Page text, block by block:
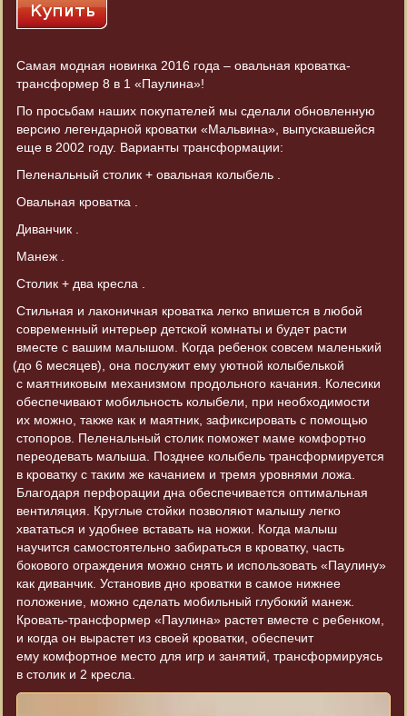
Самая модная новинка 2016 года – овальная кроватка-
трансформер 8 в 1 «Паулина»!
По просьбам наших покупателей мы сделали обновленную
версию легендарной кроватки «Мальвина», выпускавшейся
еще в 2002 году. Варианты трансформации:
Пеленальный столик + овальная колыбель .
Овальная кроватка .
Диванчик .
Манеж .
Столик + два кресла .
Стильная и лаконичная кроватка легко впишется в любой
современный интерьер детской комнаты и будет расти
вместе с вашим малышом. Когда ребенок совсем маленький
(до6 месяцев), она послужит ему уютной колыбелькой
с маятниковым механизмом продольного качания. Колесики
обеспечивают мобильность колыбели, при необходимости
их можно, также как и маятник, зафиксировать с помощью
стопоров. Пеленальный столик поможет маме комфортно
переодевать малыша. Позднее колыбель трансформируется
в кроватку с таким же качанием и тремя уровнями ложа.
Благодаря перфорации дна обеспечивается оптимальная
вентиляция. Круглые стойки позволяют малышу легко
хвататься и удобнее вставать на ножки. Когда малыш
научится самостоятельно забираться в кроватку, часть
бокового ограждения можно снять и использовать «Паулину»
как диванчик. Установив дно кроватки в самое нижнее
положение, можно сделать мобильный глубокий манеж.
Кровать-трансформер «Паулина» растет вместе с ребенком,
и когда он вырастет из своей кроватки, обеспечит
ему комфортное место для игр и занятий, трансформируясь
в столик и 2 кресла.